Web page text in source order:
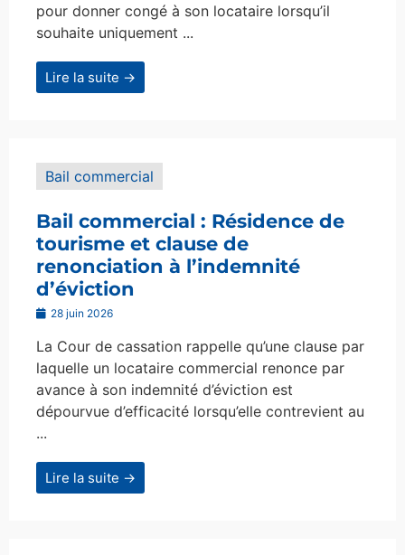
pour donner congé à son locataire lorsqu’il
souhaite uniquement ...
Lire la suite →
Bail commercial
Bail commercial : Résidence de
tourisme et clause de
renonciation à l’indemnité
d’éviction
28 juin 2026
La Cour de cassation rappelle qu’une clause par
laquelle un locataire commercial renonce par
avance à son indemnité d’éviction est
dépourvue d’efficacité lorsqu’elle contrevient au
...
Lire la suite →